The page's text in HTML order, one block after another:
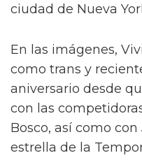
ciudad de Nueva
En las imágenes,
como trans y
aniversario desde
con las
Bosco, así como
estrella de la